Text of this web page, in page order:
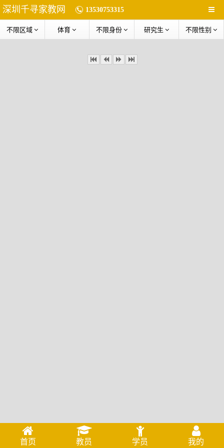
深圳千寻家教网 13530753315
不限区域 体育 不限身份 研究生 不限性别
首页 教员 学员 我的